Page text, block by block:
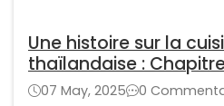
Une histoire sur la
thaïlandaise :
Tum
07 May, 2025
0